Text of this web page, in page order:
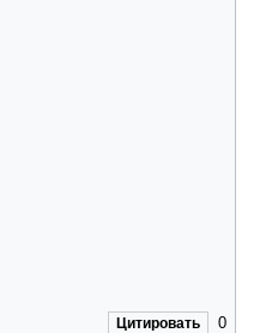
Цитировать 0